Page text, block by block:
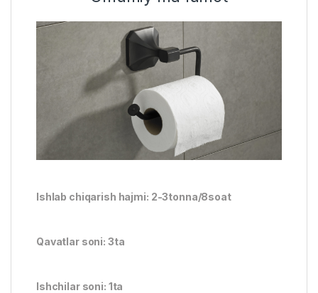
Ishlab chiqarish hajmi: 2-3tonna/8soat
Qavatlar soni: 3ta
Ishchilar soni: 1ta